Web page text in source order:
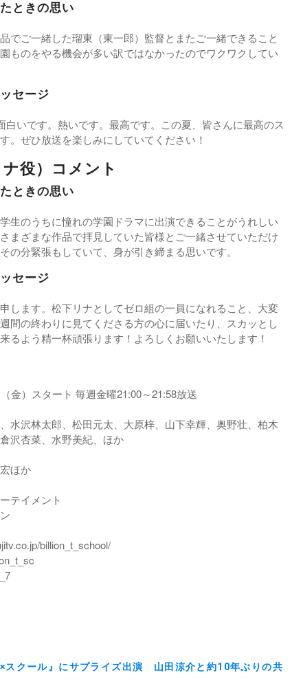
ときの思い
でご一緒した瑠東（東一郎）監督とまたご一緒できること
ものをやる機会が多い訳ではなかったのでワクワクしてい
セージ
白いです。熱いです。最高です。この夏、皆さんに最高のス
。ぜひ放送を楽しみにしていてください！
役）コメント
ときの思い
生のうちに憧れの学園ドラマに出演できることがうれしい
まざまな作品で拝見していた皆様とご一緒させていただけ
の分緊張もしていて、身が引き締まる思いです。
セージ
します。松下リナとしてゼロ組の一員になれること、大変
間の終わりに見てくださる方の心に届いたり、スカッとし
るよう精一杯頑張ります！よろしくお願いいたします！
金）スタート 毎週金曜21:00～21:58放送
水沢林太郎、松田元太、大原梓、山下幸輝、奥野壮、柏木
沢杏菜、水野美紀、ほか
ほか
テイメント
billion_t_school/
スクール』にサプライズ出演 山田涼介と約10年ぶりの共